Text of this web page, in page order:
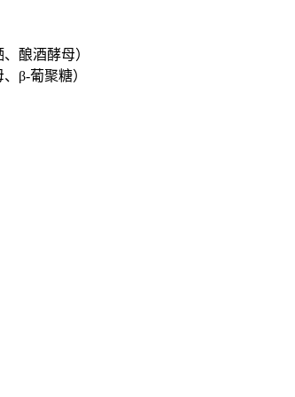
酿酒酵母）
β-葡聚糖）